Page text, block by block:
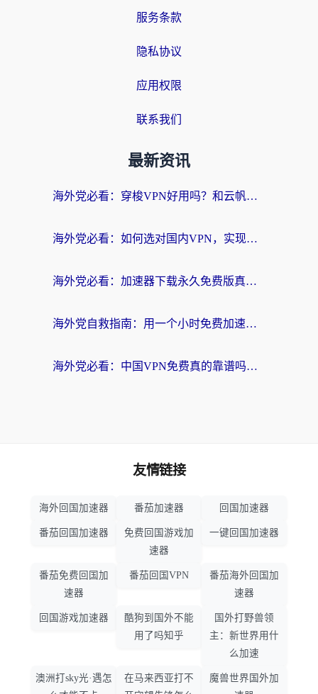
服务条款
隐私协议
应用权限
联系我们
最新资讯
海外党必看：穿梭VPN好用吗？和云帆VPN对比哪个回国效果更好？附真实测评+避坑指南
海外党必看：如何选对国内VPN，实现无缝访问国内资源？
海外党必看：加速器下载永久免费版真的存在吗？教你无缝访问国内资源的正确姿势
海外党自救指南：用一个小时免费加速器，轻松打破国内资源访问壁垒？
海外党必看：中国VPN免费真的靠谱吗？手把手教你选对回国加速器
友情链接
海外回国加速器 番茄加速器 回国加速器
番茄回国加速器
免费回国游戏加
速器
一键回国加速器
番茄免费回国加
速器
番茄回国VPN
番茄海外回国加
速器
回国游戏加速器
酷狗到国外不能
用了吗知乎
国外打野兽领
主：新世界用什
么加速
澳洲打sky光·遇怎
在马来西亚打不
魔兽世界国外加